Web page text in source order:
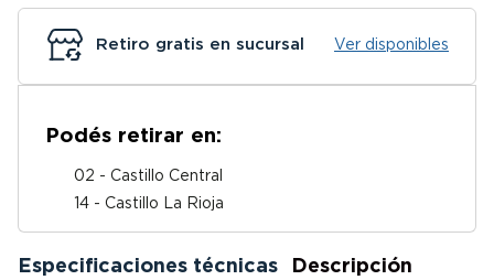
Retiro gratis en sucursal Ver disponibles
Podés retirar en:
02 - Castillo Central
14 - Castillo La Rioja
Especificaciones técnicas Descripción